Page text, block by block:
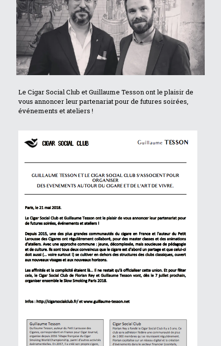
Le Cigar Social Club et Guillaume Tesson ont le plaisir de
vous annoncer leur partenariat pour de futures soirées,
événements et ateliers !